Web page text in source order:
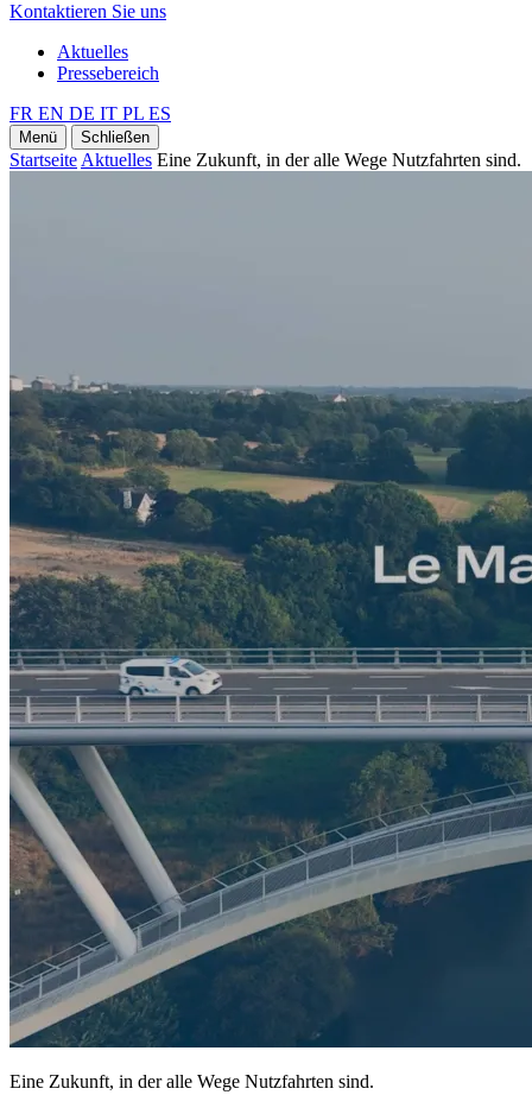
Kontaktieren Sie uns
Aktuelles
Pressebereich
FR EN DE IT PL ES
Menü Schließen
Startseite Aktuelles Eine Zukunft, in der alle Wege Nutzfahrten sind.
Eine Zukunft, in der alle Wege Nutzfahrten sind.